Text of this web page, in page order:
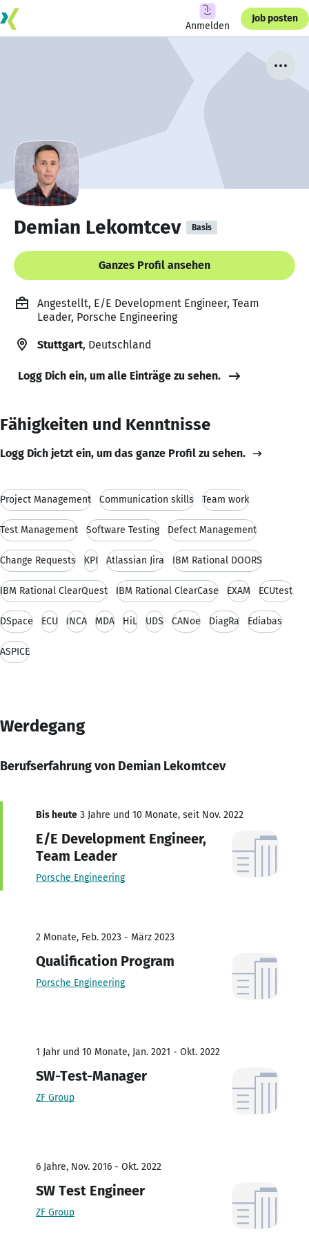
Anmelden
Job posten
Demian Lekomtcev Basis
Ganzes Profil ansehen
Angestellt, E/E Development Engineer, Team
Leader, Porsche Engineering
Stuttgart, Deutschland
Logg Dich ein, um alle Einträge zu sehen.
Fähigkeiten und Kenntnisse
Logg Dich jetzt ein, um das ganze Profil zu sehen.
Project Management Communication skills Team work
Test Management Software Testing Defect Management
Change Requests KPI Atlassian Jira IBM Rational DOORS
IBM Rational ClearQuest IBM Rational ClearCase EXAM ECUtest
DSpace ECU INCA MDA HiL UDS CANoe DiagRa Ediabas
ASPICE
Werdegang
Berufserfahrung von Demian Lekomtcev
Bis heute 3 Jahre und 10 Monate, seit Nov. 2022
E/E Development Engineer,
Team Leader
Porsche Engineering
2 Monate, Feb. 2023 - März 2023
Qualification Program
Porsche Engineering
1 Jahr und 10 Monate, Jan. 2021 - Okt. 2022
SW-Test-Manager
ZF Group
6 Jahre, Nov. 2016 - Okt. 2022
SW Test Engineer
ZF Group